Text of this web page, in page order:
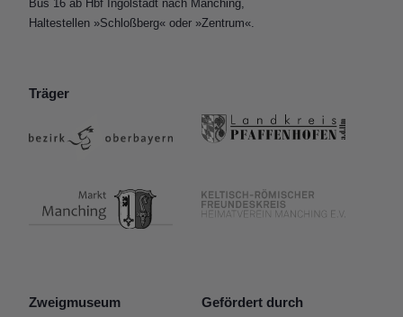
Bus 16 ab Hbf Ingolstadt nach Manching,
Haltestellen »Schloßberg« oder »Zentrum«.
Träger
Zweigmuseum Gefördert durch